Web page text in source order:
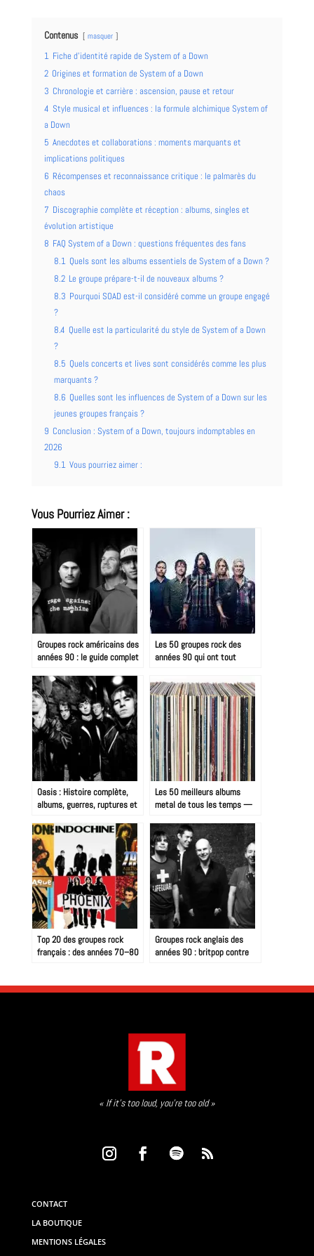
Contenus masquer
1 Fiche d’identité rapide de System of a Down
2 Origines et formation de System of a Down
3 Chronologie et carrière : ascension, pause et retour
4 Style musical et influences : la formule alchimique System of
a Down
5 Anecdotes et collaborations : moments marquants et
implications politiques
6 Récompenses et reconnaissance critique : le palmarès du
chaos
7 Discographie complète et réception : albums, singles et
évolution artistique
8 FAQ System of a Down : questions fréquentes des fans
8.1 Quels sont les albums essentiels de System of a Down ?
8.2 Le groupe prépare-t-il de nouveaux albums ?
8.3 Pourquoi SOAD est-il considéré comme un groupe engagé
?
8.4 Quelle est la particularité du style de System of a Down
?
8.5 Quels concerts et lives sont considérés comme les plus
marquants ?
8.6 Quelles sont les influences de System of a Down sur les
jeunes groupes français ?
9 Conclusion : System of a Down, toujours indomptables en
2026
9.1 Vous pourriez aimer :
Vous Pourriez Aimer :
Groupes rock américains des
années 90 : le guide complet
Les 50 groupes rock des
années 90 qui ont tout
Oasis : Histoire complète,
albums, guerres, ruptures et
Les 50 meilleurs albums
metal de tous les temps —
Top 20 des groupes rock
français : des années 70–80
Groupes rock anglais des
années 90 : britpop contre
« If it’s too loud, you’re too old »
CONTACT
LA BOUTIQUE
MENTIONS LÉGALES